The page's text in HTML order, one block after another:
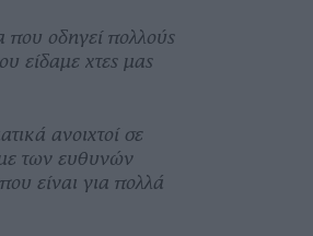
οδηγεί πολλούς
είδαμε χτες μας
ανοιχτοί σε
των ευθυνών
είναι για πολλά